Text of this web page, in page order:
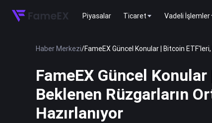
Piyasalar Ticaret Vadeli İşlemler
Haber Merkezi/FameEX Güncel Konular | Bitcoin
FameEX Güncel
Beklenen Rüzgarların
Hazırlanıyor